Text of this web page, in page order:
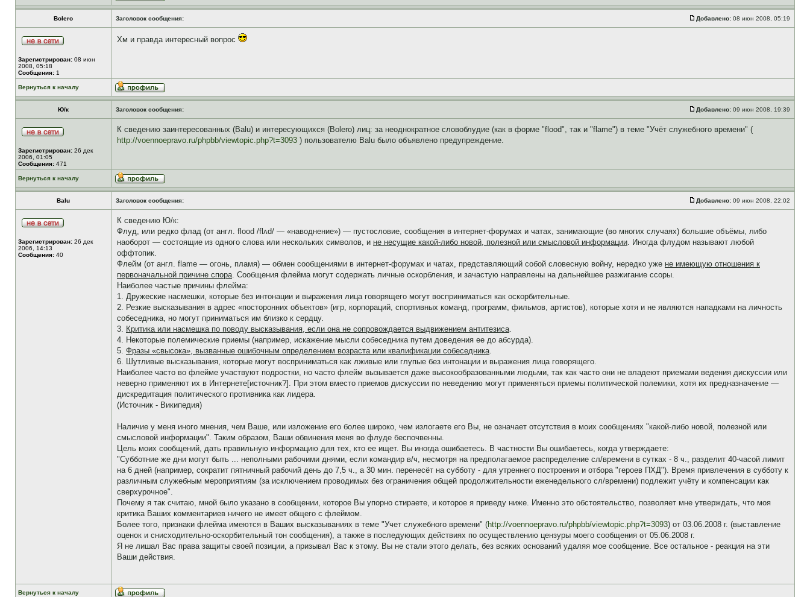
Bolero Заголовок сообщения: Добавлено: 08 июн 2008, 05:19
Зарегистрирован: 08 июн
2008, 05:18
Сообщения: 1
Хм и правда интересный вопрос
Вернуться к началу
Ю/к Заголовок сообщения: Добавлено: 09 июн 2008, 19:39
Зарегистрирован: 26 дек
2006, 01:05
Сообщения: 471
К сведению заинтересованных (Balu) и интересующихся (Bolero) лиц: за неоднократное словоблудие (как в форме "flood", так и "flame") в теме "Учёт служебного времени" (
http://voennoepravo.ru/phpbb/viewtopic.php?t=3093 ) пользователю Balu было объявлено предупреждение.
Вернуться к началу
Balu Заголовок сообщения: Добавлено: 09 июн 2008, 22:02
Зарегистрирован: 26 дек
2006, 14:13
Сообщения: 40
К сведению Ю/к:
Флуд, или редко флад (от англ. flood /flʌd/ — «наводнение») — пустословие, сообщения в интернет-форумах и чатах, занимающие (во многих случаях) большие объёмы, либо
наоборот — состоящие из одного слова или нескольких символов, и не несущие какой-либо новой, полезной или смысловой информации. Иногда флудом называют любой
оффтопик.
Флейм (от англ. flame — огонь, пламя) — обмен сообщениями в интернет-форумах и чатах, представляющий собой словесную войну, нередко уже не имеющую отношения к
первоначальной причине спора. Сообщения флейма могут содержать личные оскорбления, и зачастую направлены на дальнейшее разжигание ссоры.
Наиболее частые причины флейма:
1. Дружеские насмешки, которые без интонации и выражения лица говорящего могут восприниматься как оскорбительные.
2. Резкие высказывания в адрес «посторонних объектов» (игр, корпораций, спортивных команд, программ, фильмов, артистов), которые хотя и не являются нападками на личность
собеседника, но могут приниматься им близко к сердцу.
3. Критика или насмешка по поводу высказывания, если она не сопровождается выдвижением антитезиса.
4. Некоторые полемические приемы (например, искажение мысли собеседника путем доведения ее до абсурда).
5. Фразы «свысока», вызванные ошибочным определением возраста или квалификации собеседника.
6. Шутливые высказывания, которые могут восприниматься как лживые или глупые без интонации и выражения лица говорящего.
Наиболее часто во флейме участвуют подростки, но часто флейм вызывается даже высокообразованными людьми, так как часто они не владеют приемами ведения дискуссии или
неверно применяют их в Интернете[источник?]. При этом вместо приемов дискуссии по неведению могут применяться приемы политической полемики, хотя их предназначение —
дискредитация политического противника как лидера.
(Источник - Википедия)
Наличие у меня иного мнения, чем Ваше, или изложение его более широко, чем излогаете его Вы, не означает отсутствия в моих сообщениях "какой-либо новой, полезной или
смысловой информации". Таким образом, Ваши обвинения меня во флуде беспочвенны.
Цель моих сообщений, дать правильную информацию для тех, кто ее ищет. Вы иногда ошибаетесь. В частности Вы ошибаетесь, когда утверждаете:
"Субботние же дни могут быть ... неполными рабочими днями, если командир в/ч, несмотря на предполагаемое распределение сл/времени в сутках - 8 ч., разделит 40-часой лимит
на 6 дней (например, сократит пятничный рабочий день до 7,5 ч., а 30 мин. перенесёт на субботу - для утреннего построения и отбора "героев ПХД"). Время привлечения в субботу к
различным служебным мероприятиям (за исключением проводимых без ограничения общей продолжительности еженедельного сл/времени) подлежит учёту и компенсации как
сверхурочное".
Почему я так считаю, мной было указано в сообщении, которое Вы упорно стираете, и которое я приведу ниже. Именно это обстоятельство, позволяет мне утверждать, что моя
критика Ваших комментариев ничего не имеет общего с флеймом.
Более того, признаки флейма имеются в Ваших высказываниях в теме "Учет служебного времени" (http://voennoepravo.ru/phpbb/viewtopic.php?t=3093) от 03.06.2008 г. (выставление
оценок и снисходительно-оскорбительный тон сообщения), а также в последующих действиях по осуществлению цензуры моего сообщения от 05.06.2008 г.
Я не лишал Вас права защиты своей позиции, а призывал Вас к этому. Вы не стали этого делать, без всяких оснований удаляя мое сообщение. Все остальное - реакция на эти
Ваши действия.
Вернуться к началу